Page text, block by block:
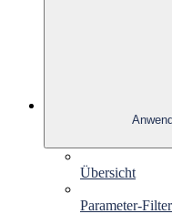
Übersicht
Parameter-